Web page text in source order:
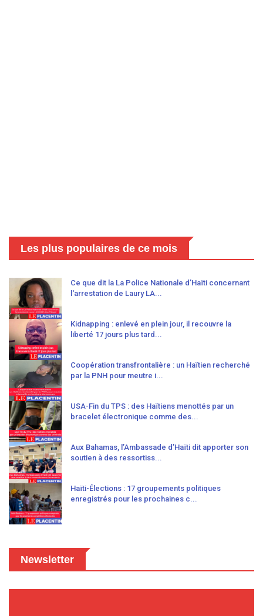
Les plus populaires de ce mois
Ce que dit la La Police Nationale d'Haïti concernant
l'arrestation de Laury LA...
Kidnapping : enlevé en plein jour, il recouvre la
liberté 17 jours plus tard...
Coopération transfrontalière : un Haïtien recherché
par la PNH pour meutre i...
USA-Fin du TPS : des Haïtiens menottés par un
bracelet électronique comme des...
Aux Bahamas, l’Ambassade d’Haïti dit apporter son
soutien à des ressortiss...
Haïti-Élections : 17 groupements politiques
enregistrés pour les prochaines c...
Newsletter